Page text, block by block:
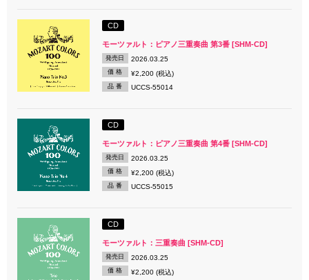
CD
モーツァルト：ピアノ三重奏曲 第3番 [SHM-CD]
発売日 2026.03.25
価 格 ¥2,200 (税込)
品 番 UCCS-55014
CD
モーツァルト：ピアノ三重奏曲 第4番 [SHM-CD]
発売日 2026.03.25
価 格 ¥2,200 (税込)
品 番 UCCS-55015
CD
モーツァルト：三重奏曲 [SHM-CD]
発売日 2026.03.25
価 格 ¥2,200 (税込)